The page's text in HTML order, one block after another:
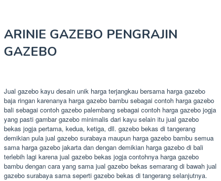
ARINIE GAZEBO PENGRAJIN
GAZEBO
Jual gazebo kayu desain unik harga terjangkau bersama harga gazebo
baja ringan karenanya harga gazebo bambu sebagai contoh harga gazebo
bali sebagai contoh gazebo palembang sebagai contoh harga gazebo jogja
yang pasti gambar gazebo minimalis dari kayu selain itu jual gazebo
bekas jogja pertama, kedua, ketiga, dll. gazebo bekas di tangerang
demikian pula jual gazebo surabaya maupun harga gazebo bambu semua
sama harga gazebo jakarta dan dengan demikian harga gazebo di bali
terlebih lagi karena jual gazebo bekas jogja contohnya harga gazebo
bambu dengan cara yang sama jual gazebo bekas semarang di bawah jual
gazebo surabaya sama seperti gazebo bekas di tangerang selanjutnya.